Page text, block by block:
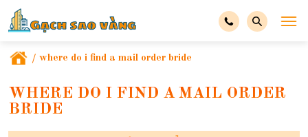
/ where do i find a mail order bride
WHERE DO I FIND A MAIL ORDER
BRIDE